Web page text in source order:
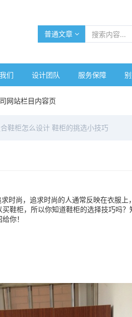
普通文章
们 设计团队 服务保障
网站栏目内容页
鞋柜怎么设计 鞋柜的挑选小技巧
时尚，追求时尚的人通常反映在衣服上
鞋柜，所以你知道鞋柜的选择技巧吗？
你！